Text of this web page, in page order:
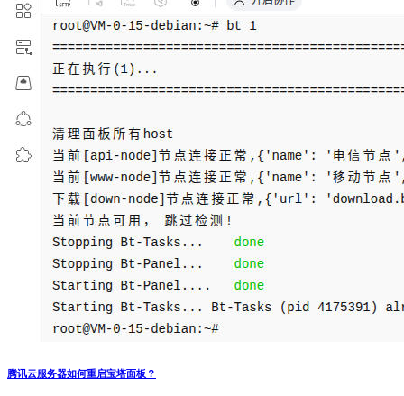
腾讯云服务器如何重启宝塔面板？